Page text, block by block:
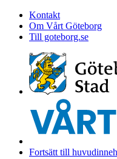
Kontakt
Om Vårt Göteborg
Till goteborg.se
Fortsätt till